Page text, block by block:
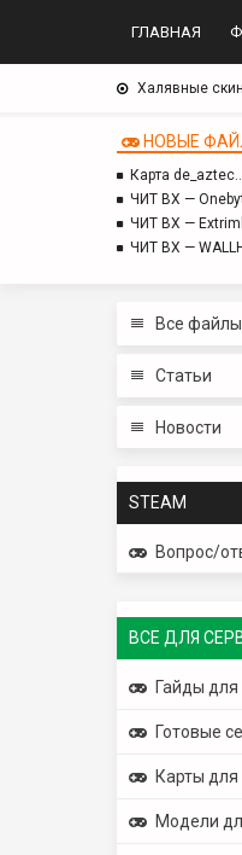
ГЛАВНАЯ
Халявные
НОВЫЕ
Карта
ЧИТ BX —
ЧИТ BX —
ЧИТ BX —
Все файлы
Статьи
Новости
STEAM
Вопрос/
ВСЕ ДЛЯ
Гайды для
Готовые
Карты для
Модели